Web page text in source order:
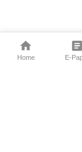
Home E-